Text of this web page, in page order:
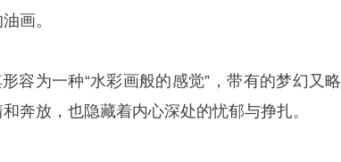
画。
容为一种“水彩画般的感觉”，带有的梦幻又
奔放，也隐藏着内心深处的忧郁与挣扎。